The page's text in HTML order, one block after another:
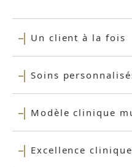
Un client à la fois
Soins
Modèle clinique
Excellence clinique